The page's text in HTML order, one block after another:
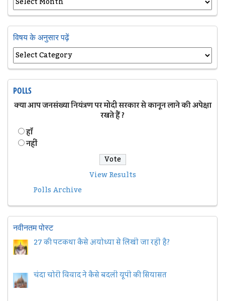
विषय के अनुसार पढ़ें
POLLS
क्या आप जनसंख्या नियंत्रण पर मोदी सरकार से कानून लाने की अपेक्षा
रखते हैं ?
हॉं
नहीं
View Results
Polls Archive
नवीनतम पोस्ट
27 की पटकथा कैसे अयोध्या से लिखी जा रही है?
चंदा चोरी विवाद ने कैसे बदली यूपी की सियासत